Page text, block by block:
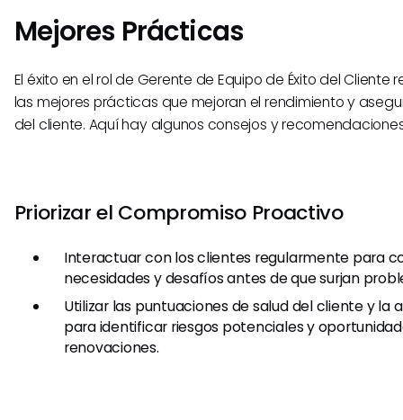
Mejores Prácticas
El éxito en el rol de Gerente de Equipo de Éxito del Cliente
las mejores prácticas que mejoran el rendimiento y
del cliente. Aquí hay algunos consejos y
Priorizar el Compromiso Proactivo
Interactuar con los clientes regularmente para
necesidades y desafíos antes de que surjan
Utilizar las puntuaciones de salud del cliente y la
para identificar riesgos potenciales y
renovaciones.